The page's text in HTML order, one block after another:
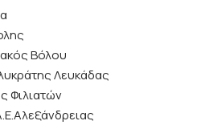
Βόλου
Λευκάδας
Φιλιατών